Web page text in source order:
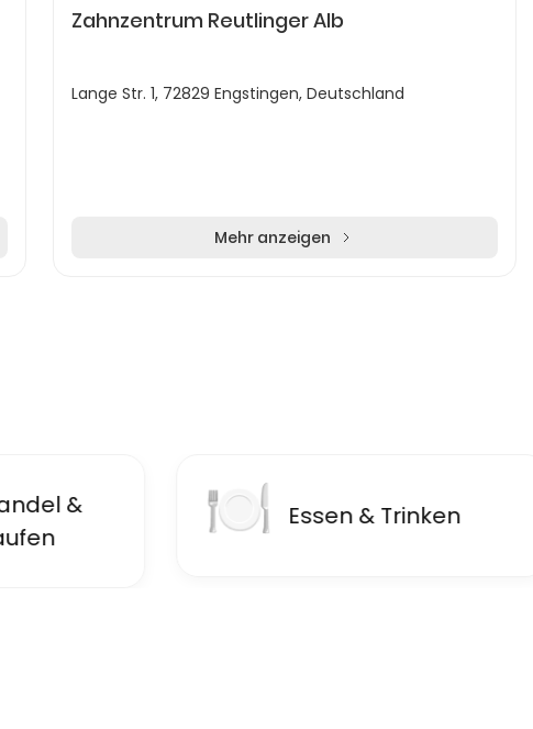
Zahnzentrum Reutlinger Alb
Lange Str. 1, 72829 Engstingen, Deutschland
Mehr anzeigen
🍽 Essen & Trinken 🏦